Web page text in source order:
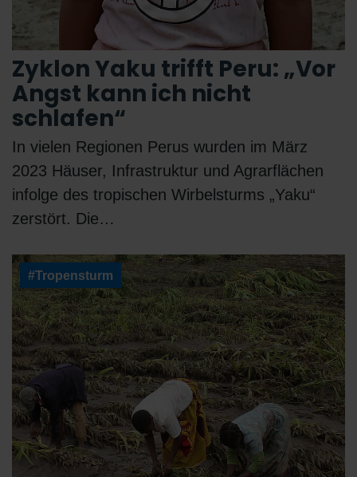
Zyklon Yaku trifft Peru: „Vor
Angst kann ich nicht
schlafen“
In vielen Regionen Perus wurden im März
2023 Häuser, Infrastruktur und Agrarflächen
infolge des tropischen Wirbelsturms „Yaku“
zerstört. Die…
#Tropensturm